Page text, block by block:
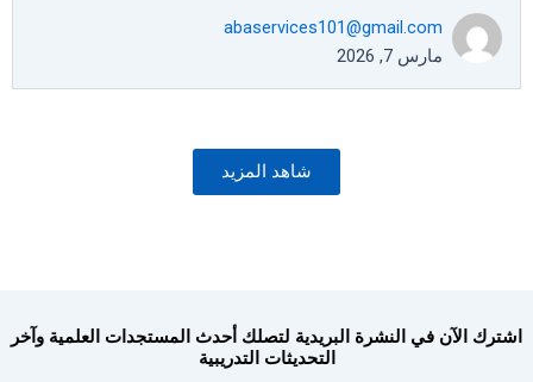
abaservices101@gmail.com
مارس 7, 2026
شاهد المزيد
اشترك الآن في النشرة البريدية لتصلك أحدث المستجدات العلمية وآخر
التحديثات التدريبية